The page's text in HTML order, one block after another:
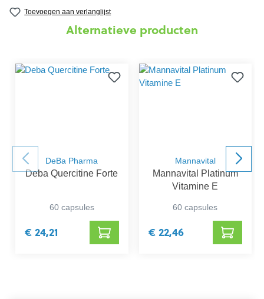
Toevoegen aan verlanglijst
Alternatieve producten
DeBa Pharma
Deba Quercitine Forte
60 capsules
€ 24,21
Mannavital
Mannavital Platinum
Vitamine E
60 capsules
€ 22,46